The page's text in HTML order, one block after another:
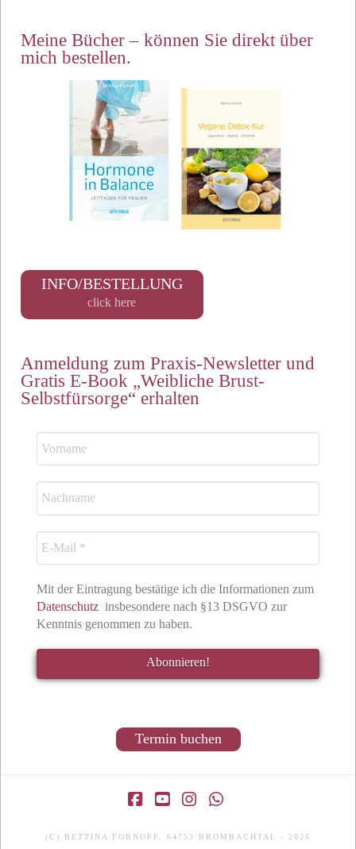
Meine Bücher – können Sie direkt über
mich bestellen.
INFO/BESTELLUNG
click here
Anmeldung zum Praxis-Newsletter und
Gratis E-Book „Weibliche Brust-
Selbstfürsorge“ erhalten
Mit der Eintragung bestätige ich die Informationen zum
Datenschutz insbesondere nach §13 DSGVO zur
Kenntnis genommen zu haben.
Termin buchen
(C) BETTINA FORNOFF, 64753 BROMBACHTAL - 2026